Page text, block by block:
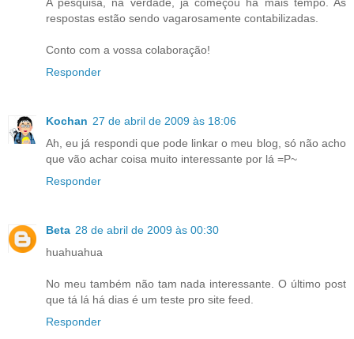
respostas estão sendo vagarosamente contabilizadas.
Conto com a vossa colaboração!
Responder
Kochan 27 de abril de 2009 às 18:06
Ah, eu já respondi que pode linkar o meu blog, só não acho
que vão achar coisa muito interessante por lá =P~
Responder
Beta 28 de abril de 2009 às 00:30
huahuahua
No meu também não tam nada interessante. O último post
que tá lá há dias é um teste pro site feed.
Responder